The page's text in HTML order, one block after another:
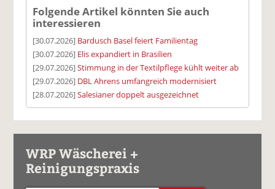
Folgende Artikel könnten Sie auch
interessieren
[30.07.2026] Bardusch Basel feiert Familientag
[30.07.2026] Elis expandiert in Brasilien
[29.07.2026]Stimmung in der Textilpflege kühlt weiter ab
[29.07.2026] DBL Ahrens umfangreich modernisiert
[28.07.2026]Salesianer doppelt ausgezeichnet
WRP Wäscherei +
Reinigungspraxis